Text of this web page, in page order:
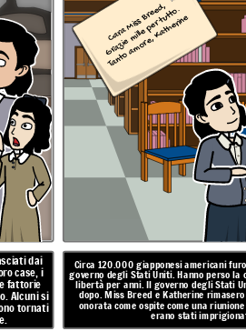
dai
case, i
fattorie
Alcuni si
tornati
Circa 120.000 giapponesi americani
governo degli Stati Uniti. Hanno perso la
libertà per anni. Il governo degli Stati
dopo. Miss Breed e Katherine
onorata come ospite come una
erano stati
Cara Miss Breed,
Gr
a
zi
e
mill
e
p
er t
utt
o.
T
a
nt
o
a
m
or
e,
K
at
h
eri
n
e